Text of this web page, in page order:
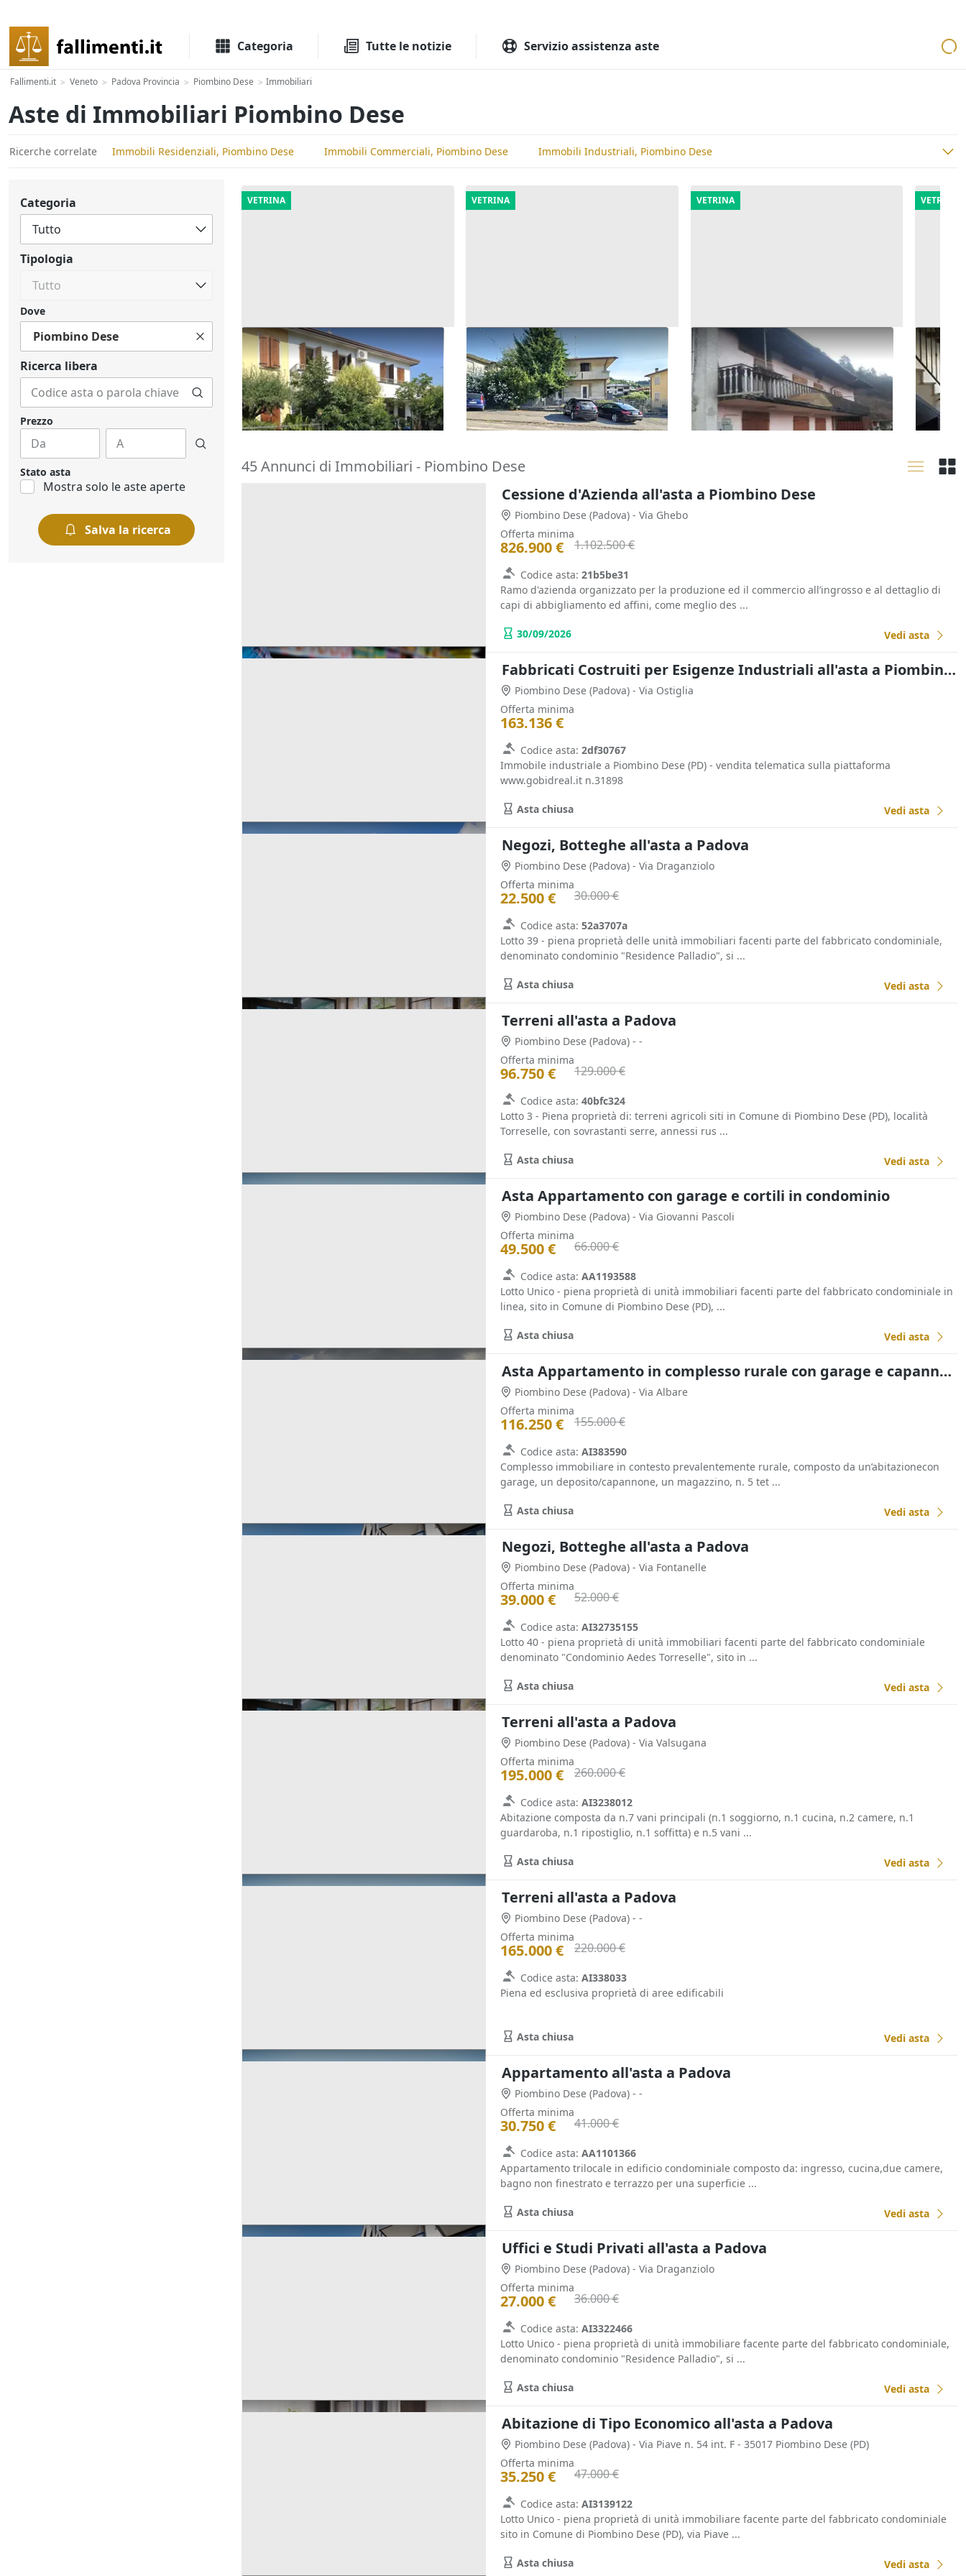
Categoria Tutte le notizie Servizio assistenza aste
Fallimenti.it > Veneto > Padova Provincia > Piombino Dese > Immobiliari
Aste di Immobiliari Piombino Dese
Ricerche correlate Immobili Residenziali, Piombino Dese Immobili Commerciali, Piombino Dese Immobili Industriali, Piombino Dese
Categoria
Tipologia
Dove
Piombino Dese
Ricerca libera
Prezzo
Stato asta
Mostra solo le aste aperte
Salva la ricerca
VETRINA
Asta Abitazione cielo terra con
cortile e cantina
Montegrotto Terme (Padova)
195.000 €
20/10/2026
VETRINA
Asta Casa indipendente con corte
pertinenziale
Barbarano Mossano (Vicenza)
180.000 €
22/10/2026
VETRINA
Asta Appartamento di tre piani
Arsiè (Belluno)
12.656 €
10/09/2026
VETRINA
Asta
17/
45 Annunci di Immobiliari - Piombino Dese
Cessione d'Azienda all'asta a Piombino Dese
Piombino Dese (Padova) - Via Ghebo
Offerta minima
826.900 € 1.102.500 €
Codice asta: 21b5be31
Ramo d'azienda organizzato per la produzione ed il commercio all’ingrosso e al dettaglio di
capi di abbigliamento ed affini, come meglio des ...
30/09/2026 Vedi asta
Fabbricati Costruiti per Esigenze Industriali all'asta a Piombino Dese
Piombino Dese (Padova) - Via Ostiglia
Offerta minima
163.136 €
Codice asta: 2df30767
Immobile industriale a Piombino Dese (PD) - vendita telematica sulla piattaforma
www.gobidreal.it n.31898
Asta chiusa Vedi asta
Negozi, Botteghe all'asta a Padova
Piombino Dese (Padova) - Via Draganziolo
Offerta minima
22.500 € 30.000 €
Codice asta: 52a3707a
Lotto 39 - piena proprietà delle unità immobiliari facenti parte del fabbricato condominiale,
denominato condominio "Residence Palladio", si ...
Asta chiusa Vedi asta
Terreni all'asta a Padova
Piombino Dese (Padova) - -
Offerta minima
96.750 € 129.000 €
Codice asta: 40bfc324
Lotto 3 - Piena proprietà di: terreni agricoli siti in Comune di Piombino Dese (PD), località
Torreselle, con sovrastanti serre, annessi rus ...
Asta chiusa Vedi asta
Asta Appartamento con garage e cortili in condominio
Piombino Dese (Padova) - Via Giovanni Pascoli
Offerta minima
49.500 € 66.000 €
Codice asta: AA1193588
Lotto Unico - piena proprietà di unità immobiliari facenti parte del fabbricato condominiale in
linea, sito in Comune di Piombino Dese (PD), ...
Asta chiusa Vedi asta
Asta Appartamento in complesso rurale con garage e capannone
Piombino Dese (Padova) - Via Albare
Offerta minima
116.250 € 155.000 €
Codice asta: AI383590
Complesso immobiliare in contesto prevalentemente rurale, composto da un’abitazionecon
garage, un deposito/capannone, un magazzino, n. 5 tet ...
Asta chiusa Vedi asta
Negozi, Botteghe all'asta a Padova
Piombino Dese (Padova) - Via Fontanelle
Offerta minima
39.000 € 52.000 €
Codice asta: AI32735155
Lotto 40 - piena proprietà di unità immobiliari facenti parte del fabbricato condominiale
denominato "Condominio Aedes Torreselle", sito in ...
Asta chiusa Vedi asta
Terreni all'asta a Padova
Piombino Dese (Padova) - Via Valsugana
Offerta minima
195.000 € 260.000 €
Codice asta: AI3238012
Abitazione composta da n.7 vani principali (n.1 soggiorno, n.1 cucina, n.2 camere, n.1
guardaroba, n.1 ripostiglio, n.1 soffitta) e n.5 vani ...
Asta chiusa Vedi asta
Terreni all'asta a Padova
Piombino Dese (Padova) - -
Offerta minima
165.000 € 220.000 €
Codice asta: AI338033
Piena ed esclusiva proprietà di aree edificabili
Asta chiusa Vedi asta
Appartamento all'asta a Padova
Piombino Dese (Padova) - -
Offerta minima
30.750 € 41.000 €
Codice asta: AA1101366
Appartamento trilocale in edificio condominiale composto da: ingresso, cucina,due camere,
bagno non finestrato e terrazzo per una superficie ...
Asta chiusa Vedi asta
Uffici e Studi Privati all'asta a Padova
Piombino Dese (Padova) - Via Draganziolo
Offerta minima
27.000 € 36.000 €
Codice asta: AI3322466
Lotto Unico - piena proprietà di unità immobiliare facente parte del fabbricato condominiale,
denominato condominio "Residence Palladio", si ...
Asta chiusa Vedi asta
Abitazione di Tipo Economico all'asta a Padova
Piombino Dese (Padova) - Via Piave n. 54 int. F - 35017 Piombino Dese (PD)
Offerta minima
35.250 € 47.000 €
Codice asta: AI3139122
Lotto Unico - piena proprietà di unità immobiliare facente parte del fabbricato condominiale
sito in Comune di Piombino Dese (PD), via Piave ...
Asta chiusa Vedi asta